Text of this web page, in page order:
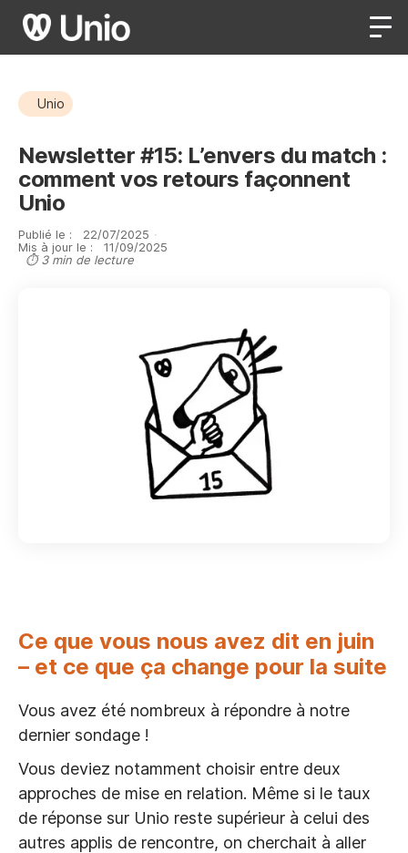
Unio
Newsletter #15: L’envers du match :
comment vos retours façonnent
Unio
Publié le : 22/07/2025 ·
Mis à jour le :
11/09/2025
⏱ 3 min de lecture
Ce que vous nous avez dit en juin
– et ce que ça change pour la suite
Vous avez été nombreux à répondre à notre
dernier sondage !
Vous deviez notamment choisir entre deux
approches de mise en relation. Même si le taux
de réponse sur Unio reste supérieur à celui des
autres applis de rencontre, on cherchait à aller